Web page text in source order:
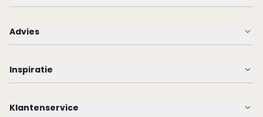
Advies
Inspiratie
Klantenservice